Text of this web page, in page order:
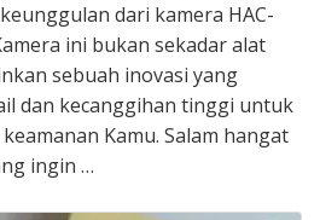
dari kamera HAC-
ini bukan sekadar alat
sebuah inovasi yang
dan kecanggihan tinggi untuk
Kamu. Salam hangat
ingin …